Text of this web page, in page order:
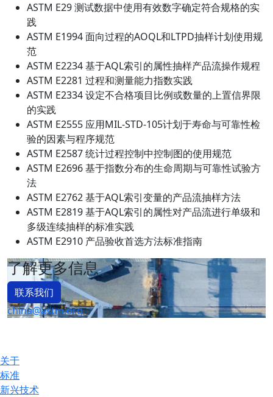
ASTM E29 测试数据中使用有效数字确定符合规格的实
践
ASTM E1994 面向过程的AOQL和LTPD抽样计划使用规
范
ASTM E2234 基于AQL索引的属性抽样产品流操作规程
ASTM E2281 过程和测量能力指数实践
ASTM E2334 设定不合格项目比例或数量的上置信界限
的实践
ASTM E2555 应用MIL-STD-105计划于寿命与可靠性检
验的因素与程序规范
ASTM E2587 统计过程控制中控制图的使用规范
ASTM E2696 基于指数分布的生命周期与可靠性试验方
法
ASTM E2762 基于AQL索引变量的产品流抽样方法
ASTM E2819 基于AQL索引的属性对产品流进行单级和
多级连续抽样的标准实践
ASTM E2910 产品验收首选方法标准指南
了解更多信息
联系我们
china@astm.org
关于
标准
新兴技术